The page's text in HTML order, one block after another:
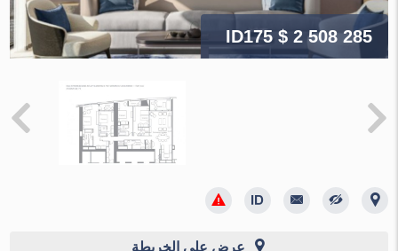
ID175$ 2 508 285
عرض على الخريطة